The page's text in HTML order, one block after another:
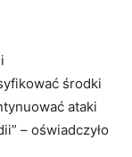
środki
ataki
– oświadczyło